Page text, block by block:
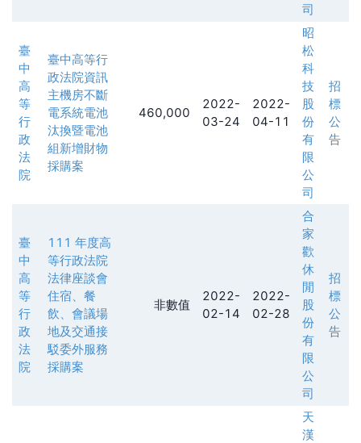
司
臺
中
高
等
行
政
法
院
臺中高等行
政法院資訊
主機房不斷
電系統電池
汰換暨電池
組新增財物
採購案
460,000
2022-
03-24
2022-
04-11
昭
松
科
技
股
份
有
限
公
司
招
標
公
告
臺
中
高
等
行
政
法
院
111 年度高
等行政法院
法律座談會
住宿、餐
飲、會議場
地及交通接
駁委外服務
採購案
非數值
2022-
02-14
2022-
02-28
合
家
歡
休
閒
股
份
有
限
公
司
招
標
公
告
天
漢